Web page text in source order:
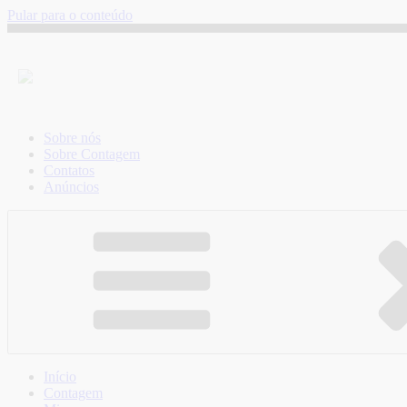
Pular para o conteúdo
Sobre nós
Sobre Contagem
Contatos
Anúncios
Início
Contagem